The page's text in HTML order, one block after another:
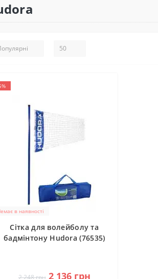
в наявності
Сітка для волейболу та
бадмінтону Hudora (76535)
2 248 грн 2 136 грн